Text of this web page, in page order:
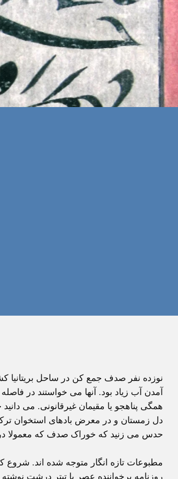
نوزده نفر صدف جمع کن در ساحل بريتانيا
آمدن آب زياد بود. آنها می خواستند در
همگی پناهجو يا مقيمان غيرقانونی. می
دل زمستان و در معرض بادهای استخوان
حدس می زنيد که خوراک صدف که معمولا